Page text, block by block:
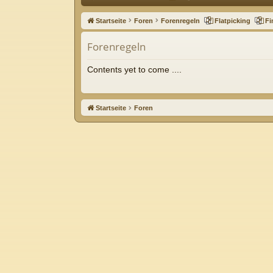
ne
llz
ug
riff
Startseite Foren Forenregeln Flatpicking
Forenregeln
Contents yet to come ....
Startseite Foren